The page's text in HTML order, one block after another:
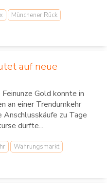
Münchener Rück
auf neue
Gold konnte in
an einer Trendumkehr
Anschlusskäufe zu Tage
dürfte...
Währungsmarkt